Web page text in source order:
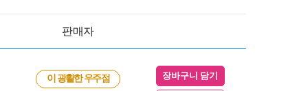
판매자
이 광활한 우주점 장바구니 담기